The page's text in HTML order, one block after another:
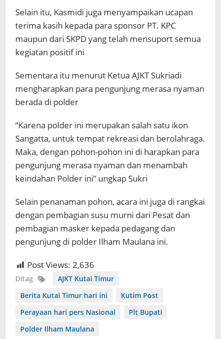
Selain itu, Kasmidi juga menyampaikan ucapan
terima kasih kepada para sponsor PT. KPC
maupun dari SKPD yang telah mensuport semua
kegiatan positif ini
Sementara itu menurut Ketua AJKT Sukriadi
mengharapkan para pengunjung merasa nyaman
berada di polder
“Karena polder ini merupakan salah satu ikon
Sangatta, untuk tempat rekreasi dan berolahraga.
Maka, dengan pohon-pohon ini di harapkan para
pengunjung merasa nyaman dan menambah
keindahan Polder ini” ungkap Sukri
Selain penanaman pohon, acara ini juga di rangkai
dengan pembagian susu murni dari Pesat dan
pembagian masker kepada pedagang dan
pengunjung di polder Ilham Maulana ini.
Post Views: 2,636
Ditag
AJKT Kutai Timur
Berita Kutai Timur hari ini
Kutim Post
Perayaan hari pers Nasional
Plt Bupati
Polder Ilham Maulana